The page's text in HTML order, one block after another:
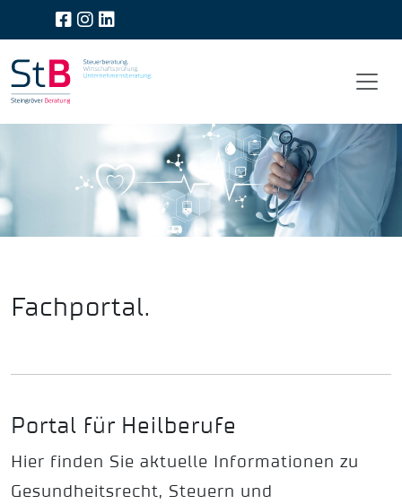
Fachportal.
Portal für Heilberufe
Hier finden Sie aktuelle Informationen zu
Gesundheitsrecht, Steuern und